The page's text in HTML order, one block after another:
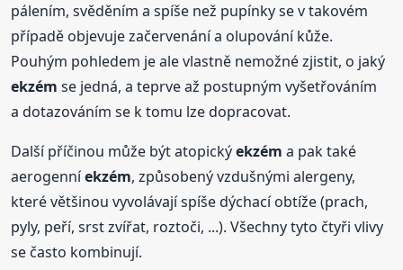
pálením, svěděním a spíše než pupínky se v takovém
případě objevuje začervenání a olupování kůže.
Pouhým pohledem je ale vlastně nemožné zjistit, o jaký
ekzém se jedná, a teprve až postupným vyšetřováním
a dotazováním se k tomu lze dopracovat.
Další příčinou může být atopickýekzém a pak také
aerogenníekzém, způsobený vzdušnými alergeny,
které většinou vyvolávají spíše dýchací obtíže (prach,
pyly, peří, srst zvířat, roztoči, ...). Všechny tyto čtyři vlivy
se často kombinují.